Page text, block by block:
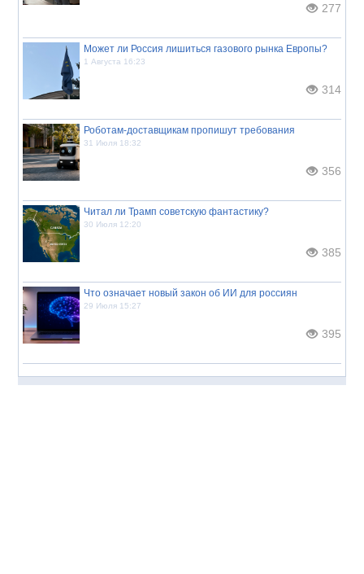
277
Может ли Россия лишиться газового рынка Европы?
1 Августа 16:23
314
Роботам-доставщикам пропишут требования
31 Июля 18:32
356
Читал ли Трамп советскую фантастику?
30 Июля 12:20
385
Что означает новый закон об ИИ для россиян
29 Июля 15:27
395